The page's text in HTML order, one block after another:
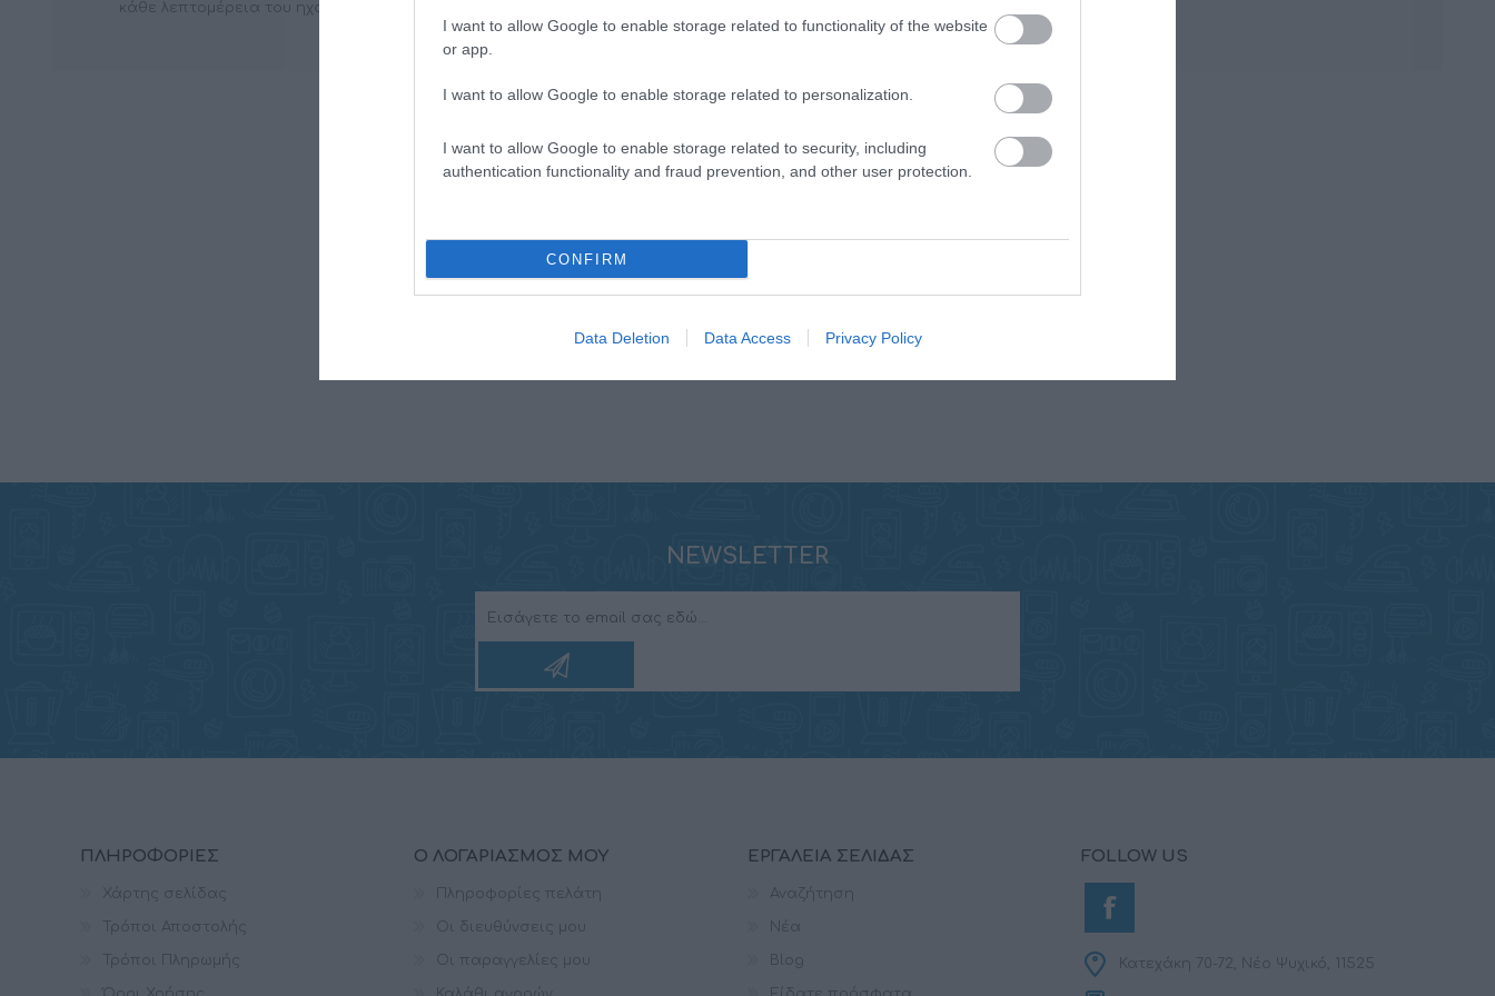
I want to allow Google to enable storage related to functionality of the website
or app.
I want to allow Google to enable storage related to personalization.
I want to allow Google to enable storage related to security, including
authentication functionality and fraud prevention, and other user protection.
CONFIRM
Data Deletion Data Access Privacy Policy
κάθε λεπτομέρεια του ηχοσυστήματός σας.
NEWSLETTER
ΠΛΗΡΟΦΟΡΊΕΣ
Χάρτης σελίδας
Τρόποι Αποστολής
Τρόποι Πληρωμής
Ο ΛΟΓΑΡΙΑΣΜΌΣ ΜΟΥ
Πληροφορίες πελάτη
Οι διευθύνσεις μου
Οι παραγγελίες μου
ΕΡΓΑΛΕΊΑ ΣΕΛΊΔΑΣ
Αναζήτηση
Νέα
Blog
FOLLOW US
Κατεχάκη 70-72, Νέο Ψυχικό, 11525